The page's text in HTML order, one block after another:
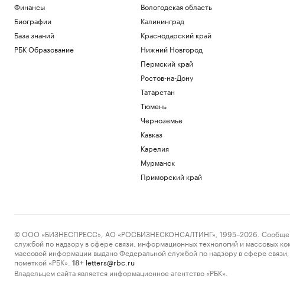
посещавших его во время ареста
Политика
Зеленский заявил о почти полном
отсутствии целых тепловых
электростанций
невыдачи визы на ЧЕ ей жаль своего
Сын Джо Байдена рассказал о сильной
В Геленджике возобновили работу
Финансы
Биографии
База знаний
РБК Образование
Вологодская область
Калининград
Краснодарский край
Нижний Новгород
Пермский край
Ростов-на-Дону
Татарстан
Тюмень
Черноземье
Кавказ
Карелия
Мурманск
Приморский край
© ООО «БИЗНЕСПРЕСС», АО «РОСБИЗНЕСКОНСАЛТИНГ», 1995–2026. Сообщения
службой по надзору в сфере связи, информационных технологий и массовых
массовой информации выдано Федеральной службой по надзору в сфере
пометкой «РБК».
18+ letters@rbc.ru
Владельцем сайта является информационное агентство «РБК».